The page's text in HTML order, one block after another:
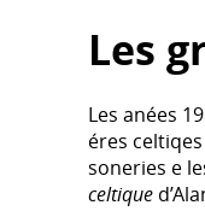
Les
Les anées
éres
soneries e
celtique